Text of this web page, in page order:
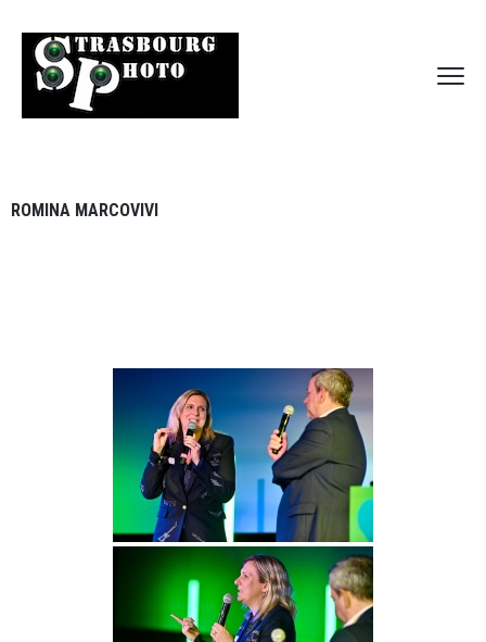
ROMINA MARCOVIVI